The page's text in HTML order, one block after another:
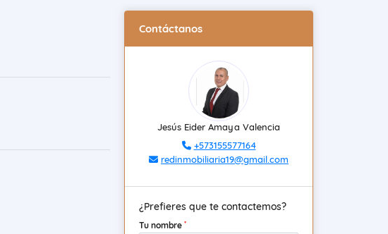
Contáctanos
Jesús Eider Amaya Valencia
+573155577164
redinmobiliaria19@gmail.com
¿Prefieres que te contactemos?
Tu nombre *